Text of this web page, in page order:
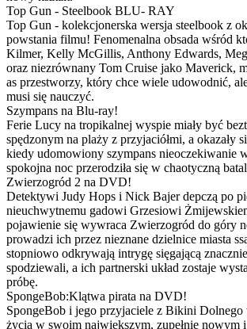
Top Gun - Steelbook BLU- RAY
Top Gun - kolekcjonerska wersja steelbook z
powstania filmu! Fenomenalna obsada wśród
Kilmer, Kelly McGillis, Anthony Edwards,
oraz niezrównany Tom Cruise jako Maverick,
as przestworzy, który chce wiele udowodnić,
musi się nauczyć.
Szympans na Blu-ray!
Ferie Lucy na tropikalnej wyspie miały być
spędzonym na plaży z przyjaciółmi, a okazały
kiedy udomowiony szympans nieoczekiwanie
spokojna noc przerodziła się w chaotyczną
Zwierzogród 2 na DVD!
Detektywi Judy Hops i Nick Bajer depczą po
nieuchwytnemu gadowi Grzesiowi
pojawienie się wywraca Zwierzogród do góry
prowadzi ich przez nieznane dzielnice miasta
stopniowo odkrywają intrygę sięgającą
spodziewali, a ich partnerski układ zostaje
próbę.
SpongeBob:Klątwa pirata na DVD!
SpongeBob i jego przyjaciele z Bikini Dolnego
życia w swoim największym, zupełnie nowym